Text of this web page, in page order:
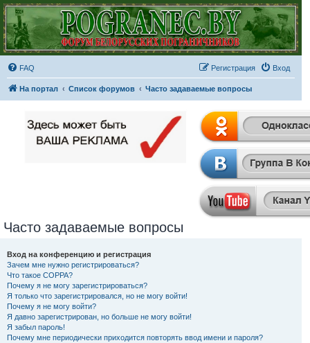
FAQ Вход
Регистрация
На портал Список форумов Часто задаваемые вопросы
Часто задаваемые вопросы
Вход на конференцию и регистрация
Зачем мне нужно регистрироваться?
Что такое COPPA?
Почему я не могу зарегистрироваться?
Я только что зарегистрировался, но не могу войти!
Почему я не могу войти?
Я давно зарегистрирован, но больше не могу войти!
Я забыл пароль!
Почему мне периодически приходится повторять ввод имени и пароля?